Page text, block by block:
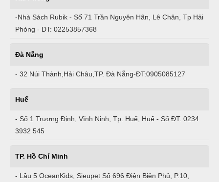
-Nhà Sách Rubik - Số 71 Trần Nguyên Hãn, Lê Chân, Tp Hải
Phòng - ĐT: 02253857368
Đà Nẵng
- 32 Núi Thành,Hải Châu,TP. Đà Nẵng-ĐT:0905085127
Huế
- Số 1 Trương Định, Vĩnh Ninh, Tp. Huế, Huế - Số ĐT: 0234
3932 545
TP. Hồ Chí Minh
- Lầu 5 OceanKids, Sieupet Số 696 Điện Biên Phủ, P.10,